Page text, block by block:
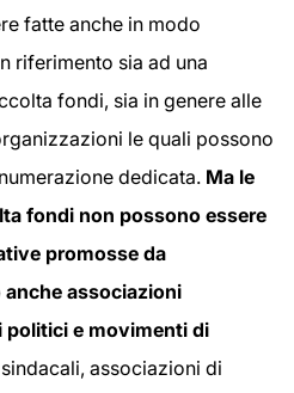
fatte anche in modo
riferimento sia ad una
fondi, sia in genere alle
le quali possono
dedicata. Ma le
fondi non possono essere
promosse da
associazioni
e movimenti di
associazioni di